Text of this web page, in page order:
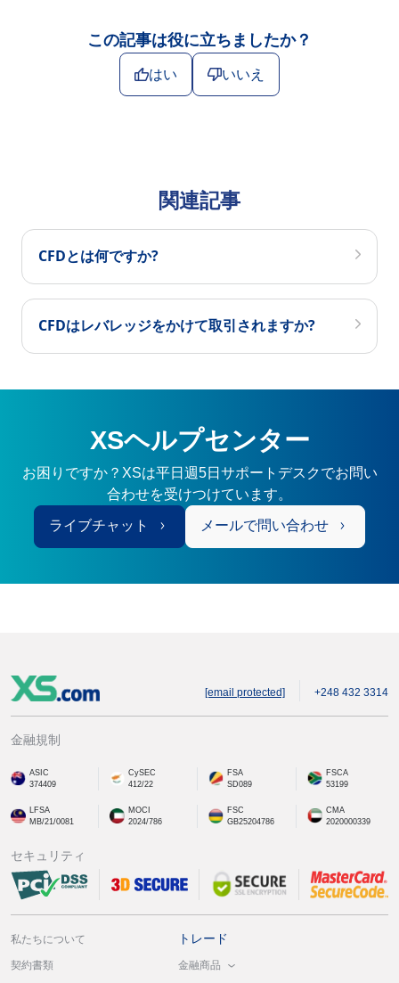
この記事は役に立ちましたか？
はい いいえ
関連記事
CFDとは何ですか?
CFDはレバレッジをかけて取引されますか?
XSヘルプセンター
お困りですか？XSは平日週5日サポートデスクでお問い
合わせを受けつけています。
ライブチャット メールで問い合わせ
[email protected] +248 432 3314
金融規制
ASIC
374409
CySEC
412/22
FSA
SD089
FSCA
53199
LFSA
MB/21/0081
MOCI
2024/786
FSC
GB25204786
CMA
2020000339
セキュリティ
私たちについて
契約書類
トレード
金融商品